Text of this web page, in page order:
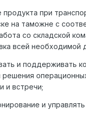
при
на таможне с
со складской
всей необходимой
и поддерживать
и встречи;
и